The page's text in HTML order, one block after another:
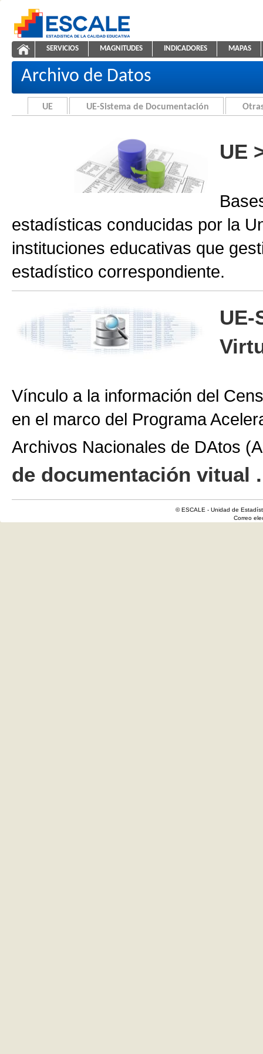
ESCALE - Unidad de Estadística Educativa
Archivo de Datos
NAVEGACIÓN
SERVICIOS MAGNITUDES INDICADORES MAPAS
Archivo de Datos
UE UE-Sistema de Documentación
UE
estadísticas conducidas por la
instituciones educativas que
estadístico correspondiente.
UE-
Vínculo a la información del
en el marco del Programa
Archivos Nacionales de DAtos
de documentación vitual
© ESCALE - Unidad de
Correo